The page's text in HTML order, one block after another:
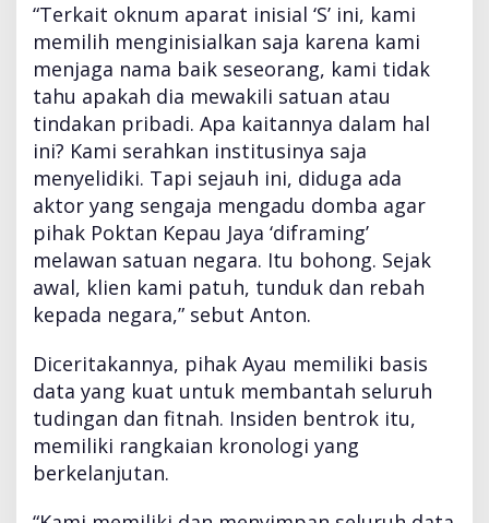
"
B
e
r
i
t
a
“Terkait oknum aparat inisial ‘S’ ini, kami
memilih menginisialkan saja karena kami
menjaga nama baik seseorang, kami tidak
tahu apakah dia mewakili satuan atau
tindakan pribadi. Apa kaitannya dalam hal
ini? Kami serahkan institusinya saja
menyelidiki. Tapi sejauh ini, diduga ada
aktor yang sengaja mengadu domba agar
pihak Poktan Kepau Jaya ‘diframing’
melawan satuan negara. Itu bohong. Sejak
awal, klien kami patuh, tunduk dan rebah
kepada negara,” sebut Anton.
Diceritakannya, pihak Ayau memiliki basis
data yang kuat untuk membantah seluruh
tudingan dan fitnah. Insiden bentrok itu,
memiliki rangkaian kronologi yang
berkelanjutan.